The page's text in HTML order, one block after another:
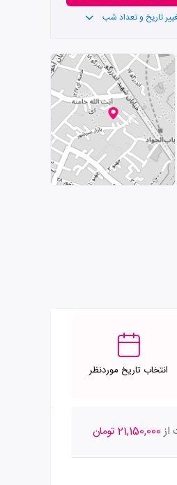
تاریخ و تعداد شب
انتخاب تاریخ موردنظر
از21,150,000 تومان